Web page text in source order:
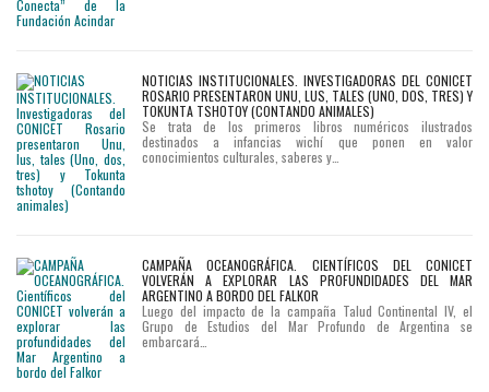
NOTICIAS INSTITUCIONALES. INVESTIGADORAS DEL CONICET
ROSARIO PRESENTARON UNU, LUS, TALES (UNO, DOS, TRES) Y
TOKUNTA TSHOTOY (CONTANDO ANIMALES)
Se trata de los primeros libros numéricos ilustrados
destinados a infancias wichí que ponen en valor
conocimientos culturales, saberes y…
CAMPAÑA OCEANOGRÁFICA. CIENTÍFICOS DEL CONICET
VOLVERÁN A EXPLORAR LAS PROFUNDIDADES DEL MAR
ARGENTINO A BORDO DEL FALKOR
Luego del impacto de la campaña Talud Continental IV, el
Grupo de Estudios del Mar Profundo de Argentina se
embarcará…